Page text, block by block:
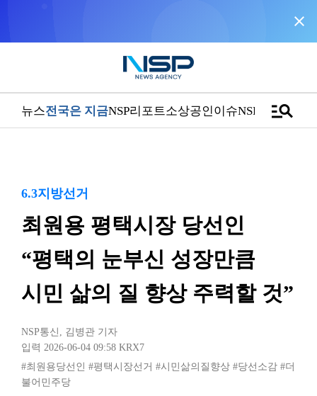
close
뉴스전국은 지금NSP리포트소상공인이슈NSPTVmanage_search
6.3지방선거
최원용 평택시장 당선인
“평택의 눈부신 성장만큼
시민 삶의 질 향상 주력할 것”
NSP통신 , 김병관 기자
입력 2026-06-04 09:58 KRX7
#최원용당선인 #평택시장선거 #시민삶의질향상 #당선소감 #더
불어민주당